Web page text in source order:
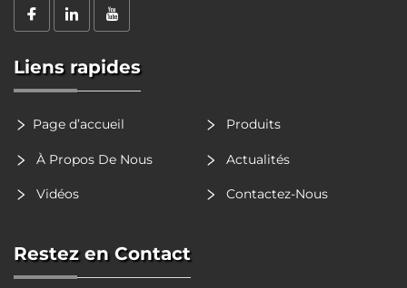
Liens rapides
Page d’accueil Produits
À Propos De Nous Actualités
Vidéos Contactez-Nous
Restez en Contact